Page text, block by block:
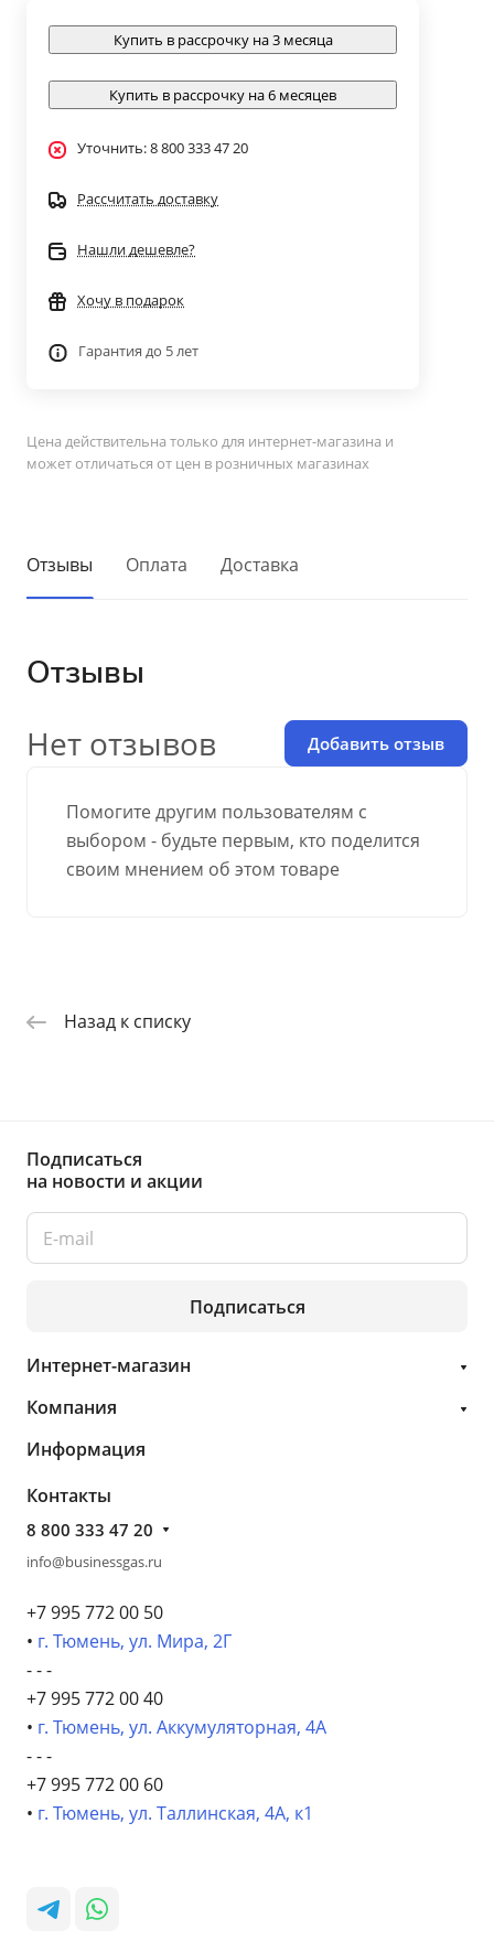
Купить в рассрочку на 3 месяца
Купить в рассрочку на 6 месяцев
Уточнить: 8 800 333 47 20
Рассчитать доставку
Нашли дешевле?
Хочу в подарок
Гарантия до 5 лет
Цена действительна только для интернет-магазина и
может отличаться от цен в розничных магазинах
Отзывы Оплата Доставка
Отзывы
Помогите другим пользователям с
выбором - будьте первым, кто поделится
своим мнением об этом товаре
Нет отзывов Добавить отзыв
Назад к списку
Подписаться
на новости и акции
Подписаться
Интернет-магазин
Компания
Информация
Контакты
8 800 333 47 20
info@businessgas.ru
+7 995 772 00 50
• г. Тюмень, ул. Мира, 2Г
- - -
+7 995 772 00 40
• г. Тюмень, ул. Аккумуляторная, 4А
- - -
+7 995 772 00 60
• г. Тюмень, ул. Таллинская, 4А, к1